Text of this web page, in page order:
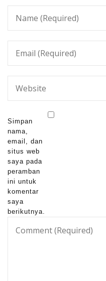
Simpan
nama,
email, dan
situs web
saya pada
peramban
ini untuk
komentar
saya
berikutnya.